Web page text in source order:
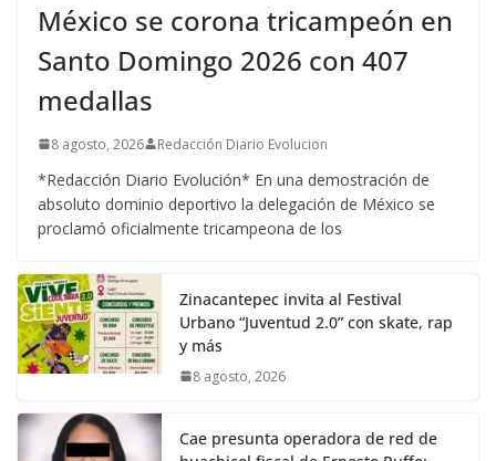
México se corona tricampeón en
Santo Domingo 2026 con 407
medallas
8 agosto, 2026 Redacción Diario Evolucion
*Redacción Diario Evolución* En una demostración de
absoluto dominio deportivo la delegación de México se
proclamó oficialmente tricampeona de los
Zinacantepec invita al Festival
Urbano “Juventud 2.0” con skate, rap
y más
8 agosto, 2026
Cae presunta operadora de red de